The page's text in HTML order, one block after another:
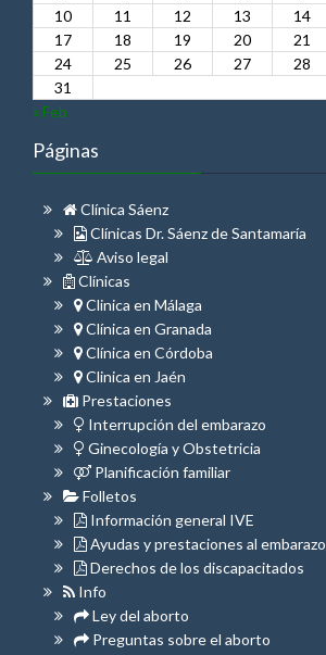
10
11 12 13 14
17
18 19 20 21
24
25 26 27 28
31
« Feb
Páginas
Clínica Sáenz
Clínicas Dr. Sáenz de Santamaría
Aviso legal
Clínicas
Clinica en Málaga
Clínica en Granada
Clínica en Córdoba
Clinica en Jaén
Prestaciones
Interrupción del embarazo
Ginecología y Obstetricia
Planificación familiar
Folletos
Información general IVE
Ayudas y prestaciones al embarazo
Derechos de los discapacitados
Info
Ley del aborto
Preguntas sobre el aborto